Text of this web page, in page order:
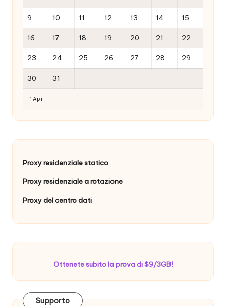
9 10 11 12 13 14 15
16 17 18 19 20 21 22
23 24 25 26 27 28 29
30 31
" Apr
Proxy residenziale statico
Proxy residenziale a rotazione
Proxy del centro dati
Ottenete subito la prova di $9/3GB!
Supporto